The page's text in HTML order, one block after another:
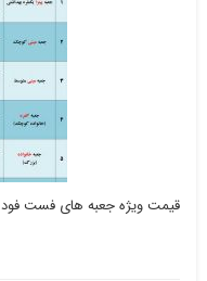
قیمت ویژه جعبه های فست فود